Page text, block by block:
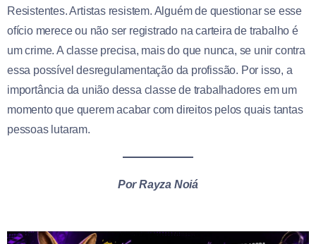
Resistentes. Artistas resistem. Alguém de questionar se esse
ofício merece ou não ser registrado na carteira de trabalho é
um crime. A classe precisa, mais do que nunca, se unir contra
essa possível desregulamentação da profissão. Por isso, a
importância da união dessa classe de trabalhadores em um
momento que querem acabar com direitos pelos quais tantas
pessoas lutaram.
Por Rayza Noiá